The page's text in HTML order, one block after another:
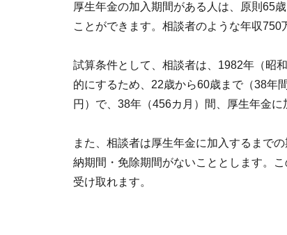
厚生年金の加入期間がある人は、原則65
ことができます。相談者のような年収750
試算条件として、相談者は、1982年（昭
的にするため、22歳から60歳まで（38年
円）で、38年（456カ月）間、厚生年金
また、相談者は厚生年金に加入するまで
納期間・免除期間がないこととします。
受け取れます。